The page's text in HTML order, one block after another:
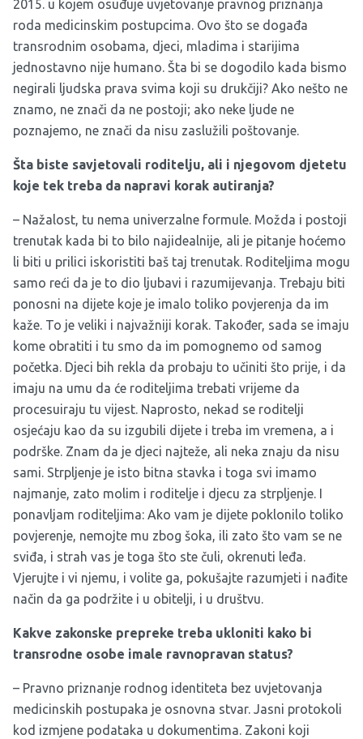
2015. u kojem osuđuje uvjetovanje pravnog priznanja
roda medicinskim postupcima. Ovo što se događa
transrodnim osobama, djeci, mladima i starijima
jednostavno nije humano. Šta bi se dogodilo kada bismo
negirali ljudska prava svima koji su drukčiji? Ako nešto ne
znamo, ne znači da ne postoji; ako neke ljude ne
poznajemo, ne znači da nisu zaslužili poštovanje.
Šta biste savjetovali roditelju, ali i njegovom djetetu
koje tek treba da napravi korak autiranja?
– Nažalost, tu nema univerzalne formule. Možda i postoji
trenutak kada bi to bilo najidealnije, ali je pitanje hoćemo
li biti u prilici iskoristiti baš taj trenutak. Roditeljima mogu
samo reći da je to dio ljubavi i razumijevanja. Trebaju biti
ponosni na dijete koje je imalo toliko povjerenja da im
kaže. To je veliki i najvažniji korak. Također, sada se imaju
kome obratiti i tu smo da im pomognemo od samog
početka. Djeci bih rekla da probaju to učiniti što prije, i da
imaju na umu da će roditeljima trebati vrijeme da
procesuiraju tu vijest. Naprosto, nekad se roditelji
osjećaju kao da su izgubili dijete i treba im vremena, a i
podrške. Znam da je djeci najteže, ali neka znaju da nisu
sami. Strpljenje je isto bitna stavka i toga svi imamo
najmanje, zato molim i roditelje i djecu za strpljenje. I
ponavljam roditeljima: Ako vam je dijete poklonilo toliko
povjerenje, nemojte mu zbog šoka, ili zato što vam se ne
sviđa, i strah vas je toga što ste čuli, okrenuti leđa.
Vjerujte i vi njemu, i volite ga, pokušajte razumjeti i nađite
način da ga podržite i u obitelji, i u društvu.
Kakve zakonske prepreke treba ukloniti kako bi
transrodne osobe imale ravnopravan status?
– Pravno priznanje rodnog identiteta bez uvjetovanja
medicinskih postupaka je osnovna stvar. Jasni protokoli
kod izmjene podataka u dokumentima. Zakoni koji